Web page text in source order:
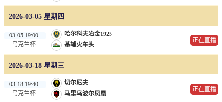
2026-03-05 星期四
03-05 19:00
乌克兰杯
哈尔科夫冶金1925
基辅火车头
正在直播
2026-03-18 星期三
03-18 19:40
乌克兰杯
切尔尼夫
马里乌波尔凤凰
正在直播